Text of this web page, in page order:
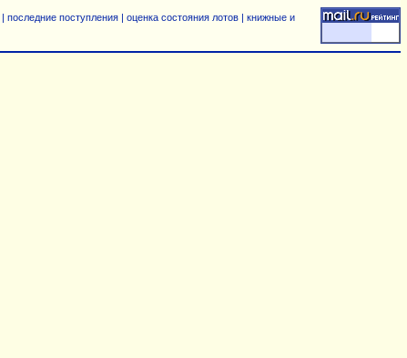
| последние поступления | оценка состояния лотов | книжные и